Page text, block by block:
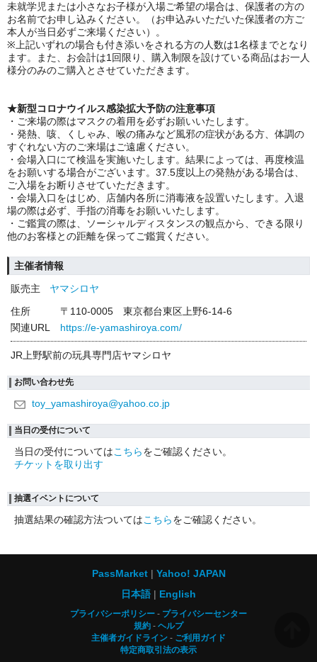
未就学児または小さなお子様が入場ご希望の場合は、保護者の方の
お名前でお申し込みください。（お申込みいただいた保護者の方ご
本人が当日必ずご来場ください）。
※上記いずれの場合も付き添いをされる方の人数は1名様までとなり
ます。また、お会計は1回限り、購入制限を設けている商品はお一人
様分のみのご購入とさせていただきます。
★新型コロナウイルス感染拡大予防の注意事項
・ご来場の際はマスクの着用を必ずお願いいたします。
・発熱、咳、くしゃみ、喉の痛みなど風邪の症状がある方、体調の
すぐれない方のご来場はご遠慮ください。
・会場入口にて検温を実施いたします。結果によっては、再度検温
をお願いする場合がございます。37.5度以上の発熱がある場合は、
ご入場をお断りさせていただきます。
・会場入口をはじめ、店舗内各所に消毒液を設置いたします。入退
場の際は必ず、手指の消毒をお願いいたします。
・ご鑑賞の際は、ソーシャルディスタンスの観点から、できる限り
他のお客様との距離を保ってご鑑賞ください。
主催者情報
販売主
ヤマシロヤ
住所
〒110-0005 東京都台東区上野6-14-6
関連URL
https://e-yamashiroya.com/
JR上野駅前の玩具専門店ヤマシロヤ
お問い合わせ先
toy_yamashiroya@yahoo.co.jp
当日の受付について
当日の受付についてはこちらをご確認ください。
チケットを取り出す
抽選イベントについて
抽選結果の確認方法ついてはこちらをご確認ください。
PassMarket
Yahoo! JAPAN
日本語
English
プライバシーポリシー
プライバシーセンター
規約
ヘルプ
主催者ガイドライン
ご利用ガイド
特定商取引法の表示